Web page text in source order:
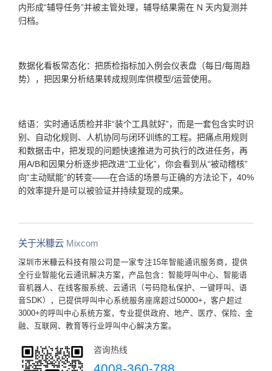
内形成“辅导任务”并被主管处理，辅导结果需在 N 天内复测并
归档。
数据化看板常态化：把质检指标加入例会仪表盘（每日/每周趋
势），把因果分析结果转成规则库供模型/运营使用。
结语：实时通话质检并非“装个工具就好”，而是一套包含实时识
别、自动化规则、人机协同与闭环训练的工程。把痛点用规则
和数据击中，把发现的问题快速推进为可执行的改进任务，再
用A/B和因果分析逐步把改进“工业化”，你会看到从“被动稽核”
向“主动赋能”的转变——在合适的场景与正确的方法论下，40%
的效率提升是可以被验证并持续复现的成果。
关于米糠云 Mixcom
深圳市米糠云科技有限公司是一家专注15年智能通讯服务商，提供
全行业智能化云通讯解决方案，产品包含：智能呼叫中心、智能语
音机器人、在线客服系统、云通讯（号码隐私保护、一键呼叫、语
音SDK），已提供呼叫中心系统服务座席超过50000+，客户超过
3000+的呼叫中心系统方案，专业提供政府、地产、医疗、保险、金
融、互联网、教育等行业呼叫中心解决方案。
咨询热线
4008-360-788